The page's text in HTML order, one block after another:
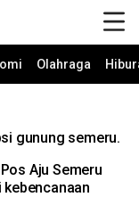
Olahraga
gunung semeru.
Aju Semeru